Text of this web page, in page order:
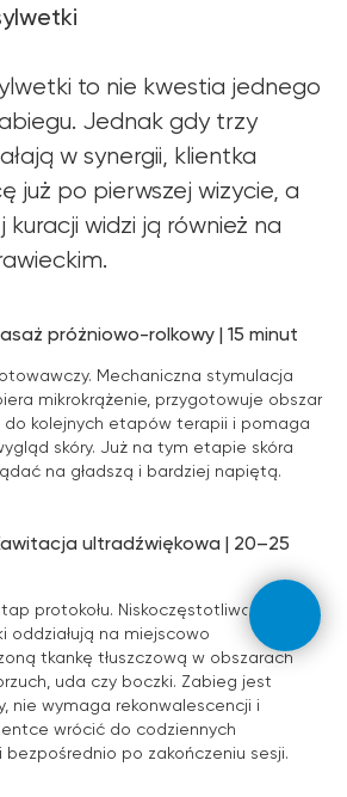
to nie kwestia jednego
Jednak gdy trzy
w synergii, klientka
już po pierwszej wizycie, a
widzi ją również na
próżniowo-rolkowy | 15 minut
Mechaniczna stymulacja
mikrokrążenie, przygotowuje obszar
do kolejnych etapów terapii i pomaga
skóry. Już na tym etapie skóra
na gładszą i bardziej napiętą.
ultradźwiękowa | 20–25
protokołu. Niskoczęstotliwościowe
oddziałują na miejscowo
tkankę tłuszczową w obszarach
uda czy boczki. Zabieg jest
nie wymaga rekonwalescencji i
wrócić do codziennych
bezpośrednio po zakończeniu sesji.